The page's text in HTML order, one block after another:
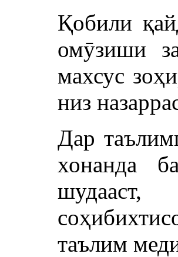
Қобили
омӯзиши
махсус
низ
Дар
хонанда
таълим